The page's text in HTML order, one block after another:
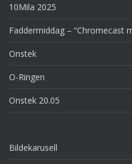
10Mila 2025
Faddermiddag – “Chromecast
Onstek
O-Ringen
Onstek 20.05
Bildekarusell